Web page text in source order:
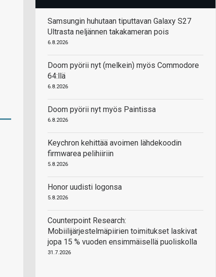
Samsungin huhutaan tiputtavan Galaxy S27
Ultrasta neljännen takakameran pois
6.8.2026
Doom pyörii nyt (melkein) myös Commodore
64:llä
6.8.2026
Doom pyörii nyt myös Paintissa
6.8.2026
Keychron kehittää avoimen lähdekoodin
firmwarea pelihiiriin
5.8.2026
Honor uudisti logonsa
5.8.2026
Counterpoint Research:
Mobiilijärjestelmäpiirien toimitukset laskivat
jopa 15 % vuoden ensimmäisellä puoliskolla
31.7.2026